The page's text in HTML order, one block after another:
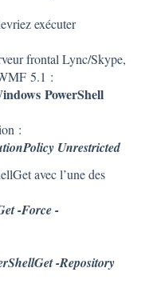
exécuter
frontal Lync/Skype,
5.1 :
PowerShell
:
Unrestricted
avec l’une des
-Force -
-Repository